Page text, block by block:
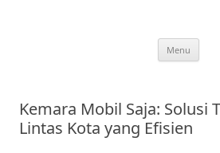
Menu
Kemara Mobil Saja: Solusi
Lintas Kota yang Efisien